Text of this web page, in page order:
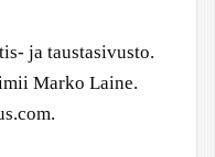
ja taustasivusto.
Marko Laine.